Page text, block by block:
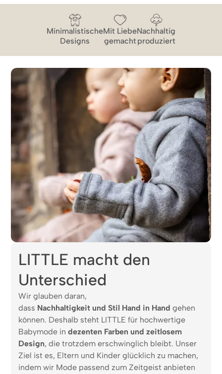
Minimalistische
Designs
Mit Liebe
gemacht
Nachhaltig
produziert
LITTLE macht den
Unterschied
Wir glauben daran,
dass Nachhaltigkeit und Stil Hand in Hand gehen
können. Deshalb steht LITTLE für hochwertige
Babymode in dezenten Farben und zeitlosem
Design, die trotzdem erschwinglich bleibt. Unser
Ziel ist es, Eltern und Kinder glücklich zu machen,
indem wir Mode passend zum Zeitgeist anbieten